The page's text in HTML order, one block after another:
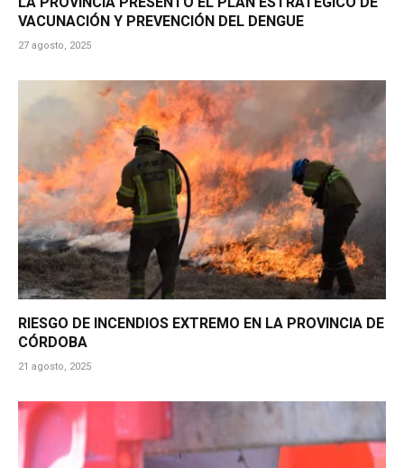
VACUNACIÓN Y PREVENCIÓN DEL DENGUE
27 agosto, 2025
RIESGO DE INCENDIOS EXTREMO EN LA PROVINCIA DE
CÓRDOBA
21 agosto, 2025